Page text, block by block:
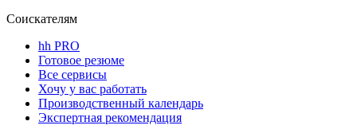
Соискателям
hh PRO
Готовое резюме
Все сервисы
Хочу у вас работать
Производственный календарь
Экспертная рекомендация